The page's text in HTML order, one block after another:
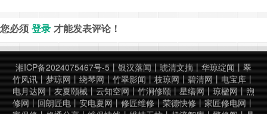
您必须 登录 才能发表评论！
湘ICP备2024075467号-5 丨 银汉落闻 丨 琥清文摘 丨 华琼绽闻 丨 翠
竹风讯 丨 梦琼网 丨 绕琴网 丨 竹翠影闻 丨 枝琼网 丨 碧清网 丨 电宝库 丨
电月达网 丨 友夏颐械 丨 云知空网 丨 竹涧修颐 丨 星缮网 丨 琼楹网 丨 煦
修网 丨 回朗匠电 丨 安电夏网 丨 修匠维修 丨 荣德快修 丨 家匠修电网 丨